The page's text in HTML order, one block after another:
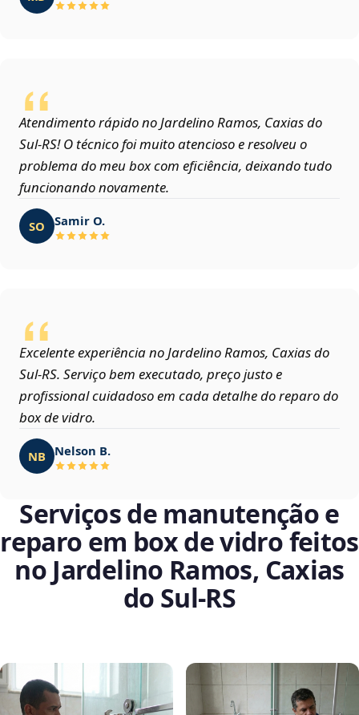
Atendimento rápido no Jardelino Ramos, Caxias do
Sul‑RS! O técnico foi muito atencioso e resolveu o
problema do meu box com eficiência, deixando tudo
funcionando novamente.
SO Samir O.
Excelente experiência no Jardelino Ramos, Caxias do
Sul‑RS. Serviço bem executado, preço justo e
profissional cuidadoso em cada detalhe do reparo do
box de vidro.
NB Nelson B.
Serviços de manutenção e
reparo em box de vidro feitos
no Jardelino Ramos, Caxias
do Sul‑RS